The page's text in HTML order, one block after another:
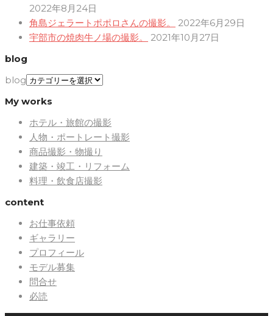
2022年8月24日
角島ジェラートポポロさんの撮影。
2022年6月29日
宇部市の焼肉牛ノ場の撮影。
2021年10月27日
blog
blog
My works
ホテル・旅館の撮影
人物・ポートレート撮影
商品撮影・物撮り
建築・竣工・リフォーム
料理・飲食店撮影
content
お仕事依頼
ギャラリー
プロフィール
モデル募集
問合せ
必読